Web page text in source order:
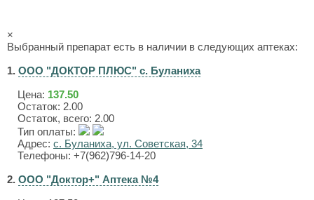
×
Выбранный препарат есть в наличии в следующих аптеках:
1. ООО "ДОКТОР ПЛЮС" с. Буланиха
Цена: 137.50
Остаток: 2.00
Остаток, всего: 2.00
Тип оплаты:
Адрес: с. Буланиха, ул. Советская, 34
Телефоны: +7(962)796-14-20
2. ООО "Доктор+" Аптека №4